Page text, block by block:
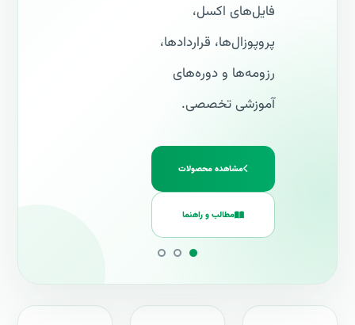
فایل‌های اکسل،
پروپوزال‌ها، قراردادها،
رزومه‌ها و دوره‌های
آموزشی تخصصی.
مشاهده محصولات
مطالب و راهنما